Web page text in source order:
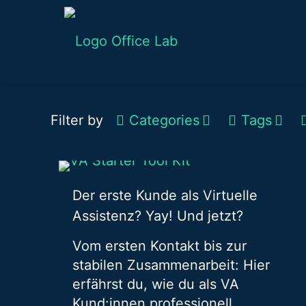
Filter by Categories Tags
Der erste Kunde als Virtuelle
Assistenz? Yay! Und jetzt?
Vom ersten Kontakt bis zur
stabilen Zusammenarbeit: Hier
erfährst du, wie du als VA